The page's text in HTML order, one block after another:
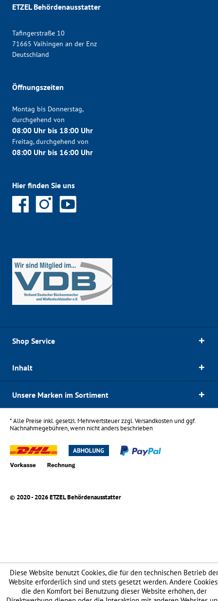
ETZEL Behördenausstatter
Tafingerstraße 10
71665 Vaihingen an der Enz
Deutschland
Öffnungszeiten
Montag bis Donnerstag,
durchgehend von
08:00 Uhr bis 18:00 Uhr
Freitag, durchgehend von
08:00 Uhr bis 16:00 Uhr
Hier finden Sie uns
Shop Service
Inhalt
Unsere Marken im Sortiment
* Alle Preise inkl. gesetzl. Mehrwertsteuer zzgl.Versandkostenund ggf.
Nachnahmegebühren, wenn nicht anders beschrieben
© 2020 - 2026 ETZEL Behördenausstatter
Diese Website benutzt Cookies, die für den technischen Betrieb der
Website erforderlich sind und stets gesetzt werden. Andere
die den Komfort bei Benutzung dieser Website erhöhen, der